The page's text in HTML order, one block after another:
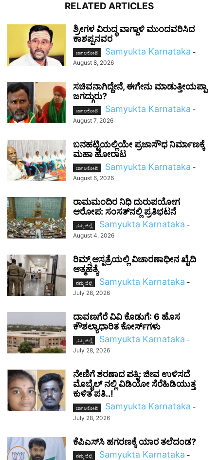
RELATED ARTICLES
ಶ್ರೀಗಳ ವಿರುದ್ಧ ವಾಗ್ದಾಳಿ ಮುಂದವರಿಸಿದ
ಕಾಶಪ್ಪನವರ
ಬಾಗಲಕೋಟೆ Samyukta Karnataka -
August 8, 2026
ಸಚಿವನಾಗಿದ್ದೇನೆ, ಈಗೇನು ಮಾಡುತ್ತೀಯಪ್ಪಾ
ಜಗದ್ಗುರು?
ಬಾಗಲಕೋಟೆ Samyukta Karnataka -
August 7, 2026
ಬನಹಟ್ಟಿಯಲ್ಲಿಯೇ ಪ್ರಜಾಸೌಧ ನಿರ್ಮಾಣಕ್ಕೆ
ಮಹಾ ಹೋರಾಟ
ಬಾಗಲಕೋಟೆ Samyukta Karnataka -
August 6, 2026
ರಾಮಮಂದಿರ ನಿಧಿ ದುರುಪಯೋಗ
ಆರೋಪ: ಸಂಸತ್‌ನಲ್ಲಿ ಪ್ರತಿಭಟನೆ
ನಮ್ಮ ಜಿಲ್ಲೆ Samyukta Karnataka -
August 4, 2026
ರಿಮ್ಸ್ ಆಸ್ಪತ್ರೆಯಲ್ಲಿ ವಿಚಾರಣಾಧೀನ ಖೈದಿ
ಆತ್ಮಹತ್ಯೆ
ನಮ್ಮ ಜಿಲ್ಲೆ Samyukta Karnataka -
July 28, 2026
ದಾವಣಗೆರೆ ವಿವಿ ಕೊಡುಗೆ: 6 ಹೊಸ
ಕೌಶಲ್ಯಾಧಾರಿತ ಕೋರ್ಸ್‌ಗಳು
ನಮ್ಮ ಜಿಲ್ಲೆ Samyukta Karnataka -
July 28, 2026
ನೇಣಿಗೆ ಶರಣಾದ ಪತ್ನಿ: ಜೀವ ಉಳಿಸದೆ
ಮೊಬೈಲ್ ನಲ್ಲಿ ವಿಡಿಯೋ ಸೆರೆಹಿಡಿಯುತ್ತ
ಕುಳಿತ ಪತಿ..!
ಬಾಗಲಕೋಟೆ Samyukta Karnataka -
July 28, 2026
ಕೆಪಿಎಸ್‌ಸಿ ಹಗರಣಕ್ಕೆ ಯಾರ ತಲೆದಂಡ?
ನಮ್ಮ ಜಿಲ್ಲೆ Samyukta Karnataka -